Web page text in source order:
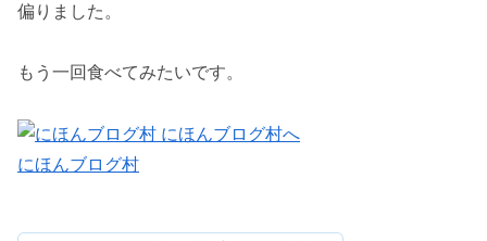
偏りました。
もう一回食べてみたいです。
にほんブログ村